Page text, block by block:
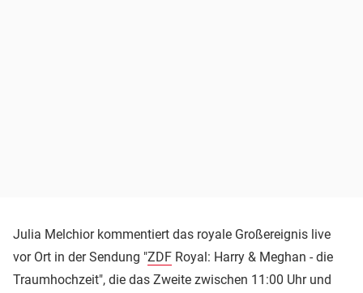
Julia Melchior kommentiert das royale Großereignis live
vor Ort in der Sendung "ZDF Royal: Harry & Meghan - die
Traumhochzeit", die das Zweite zwischen 11:00 Uhr und